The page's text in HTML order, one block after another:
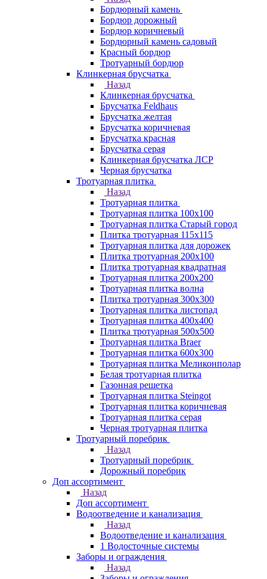
Бордюрный камень
Бордюр дорожный
Бордюр коричневый
Бордюрный камень садовый
Красный бордюр
Тротуарный бордюр
Клинкерная брусчатка
Назад
Клинкерная брусчатка
Брусчатка Feldhaus
Брусчатка желтая
Брусчатка коричневая
Брусчатка красная
Брусчатка серая
Клинкерная брусчатка ЛСР
Черная брусчатка
Тротуарная плитка
Назад
Тротуарная плитка
Тротуарная плитка 100x100
Тротуарная плитка Старый город
Плитка тротуарная 115x115
Тротуарная плитка для дорожек
Плитка тротуарная 200х100
Плитка тротуарная квадратная
Тротуарная плитка 200х200
Тротуарная плитка волна
Плитка тротуарная 300х300
Тротуарная плитка листопад
Тротуарная плитка 400х400
Плитка тротуарная 500x500
Тротуарная плитка Braer
Тротуарная плитка 600х300
Тротуарная плитка Меликонполар
Белая тротуарная плитка
Газонная решетка
Тротуарная плитка Steingot
Тротуарная плитка коричневая
Тротуарная плитка серая
Черная тротуарная плитка
Тротуарный поребрик
Назад
Тротуарный поребрик
Дорожный поребрик
Доп ассортимент
Назад
Доп ассортимент
Водоотведение и канализация
Назад
Водоотведение и канализация
1 Водосточные системы
Заборы и ограждения
Назад